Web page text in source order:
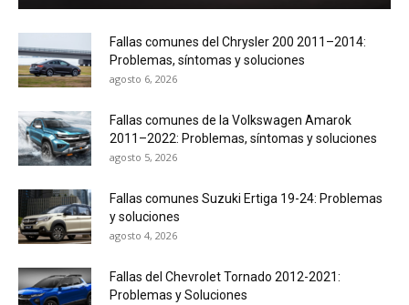
Fallas comunes del Chrysler 200 2011–2014:
Problemas, síntomas y soluciones
agosto 6, 2026
Fallas comunes de la Volkswagen Amarok
2011–2022: Problemas, síntomas y soluciones
agosto 5, 2026
Fallas comunes Suzuki Ertiga 19-24: Problemas
y soluciones
agosto 4, 2026
Fallas del Chevrolet Tornado 2012-2021:
Problemas y Soluciones